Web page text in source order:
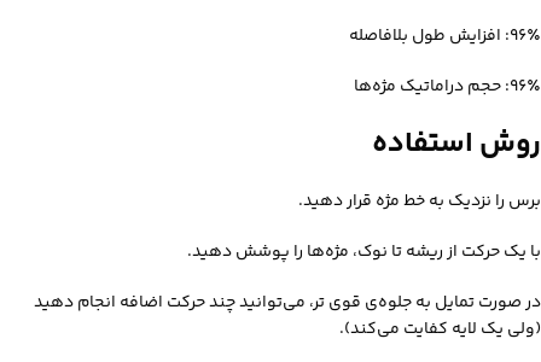
۹۶٪: افزایش طول بلافاصله
۹۶٪: حجم دراماتیک مژه‌ها
روش استفاده
برس را نزدیک به خط مژه قرار دهید.
با یک حرکت از ریشه تا نوک، مژه‌ها را پوشش دهید.
در صورت تمایل به جلوه‌ی قوی‌ تر، می‌توانید چند حرکت اضافه انجام دهید
(ولی یک لایه کفایت می‌کند).